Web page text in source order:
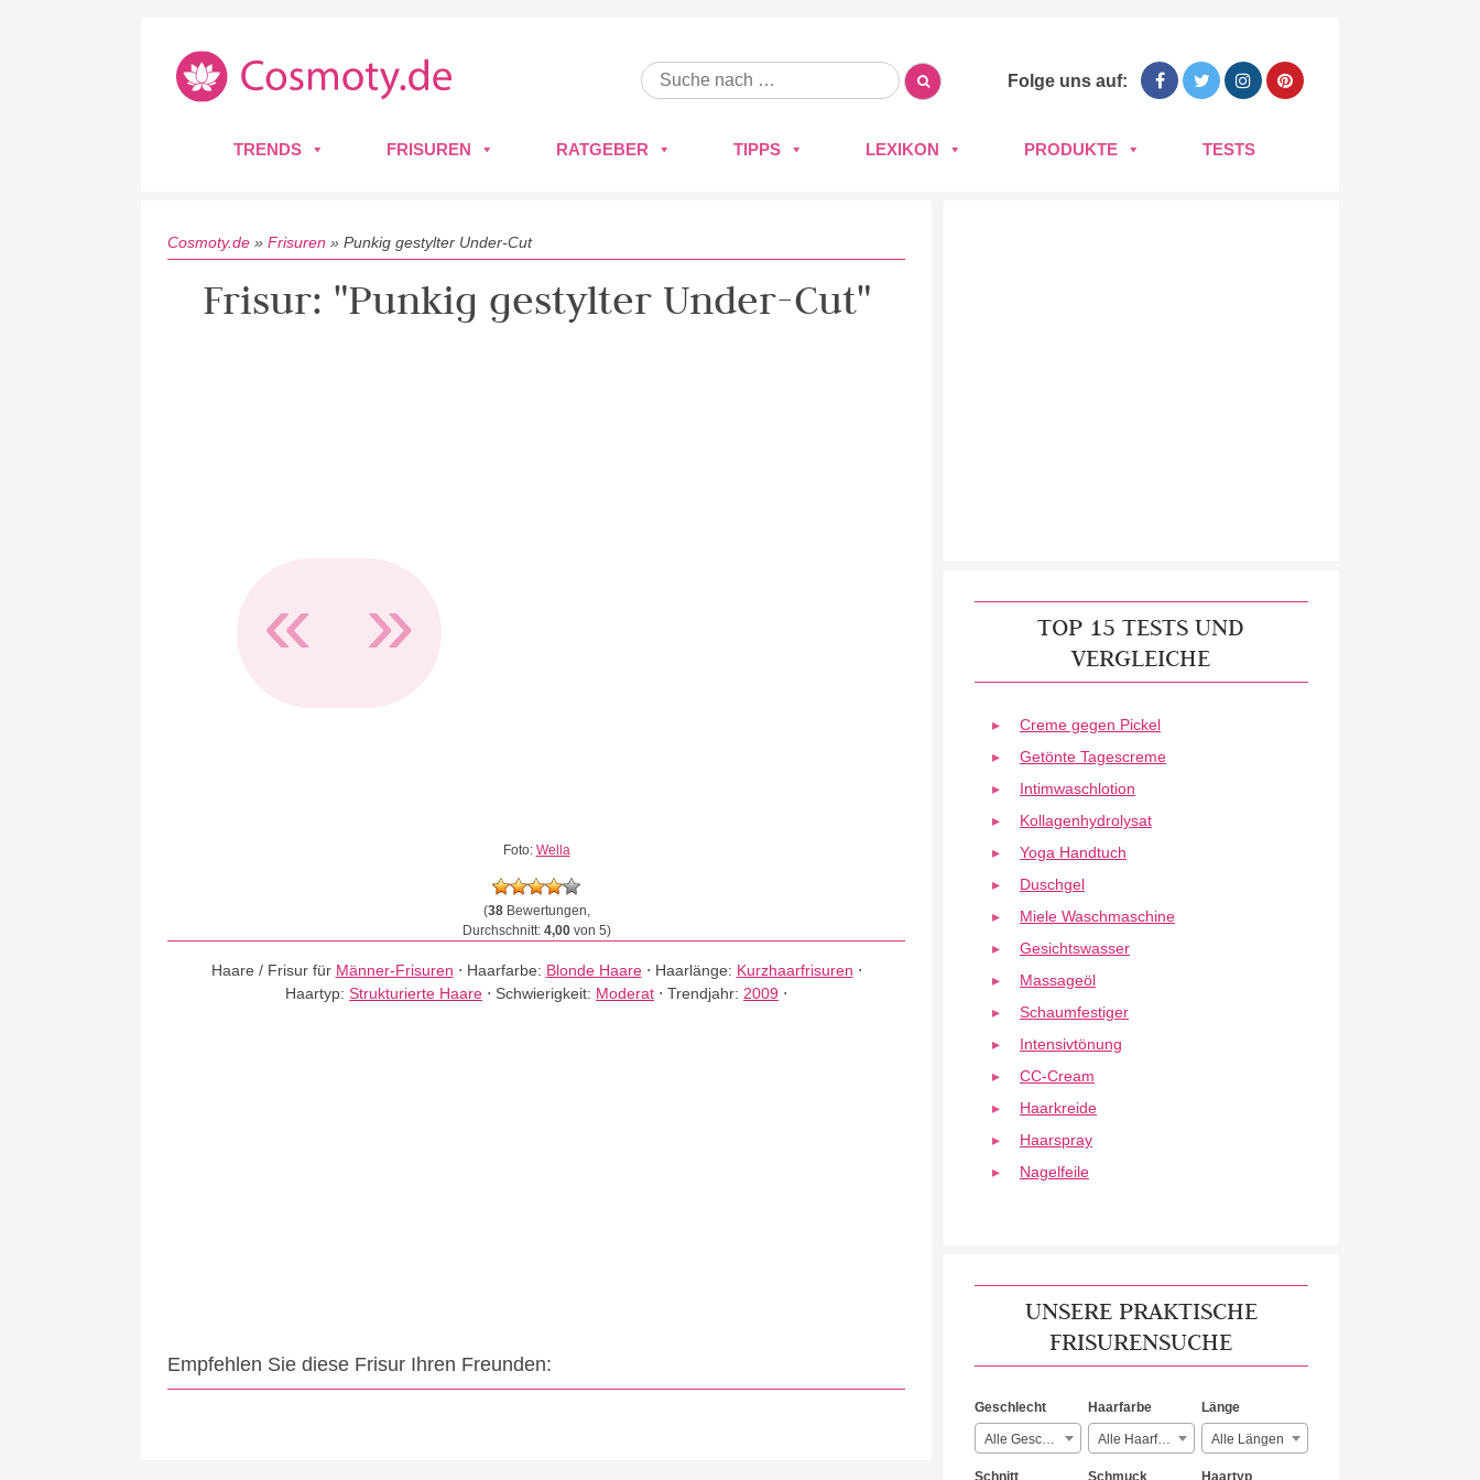
Folge uns auf:
TRENDS FRISUREN RATGEBER TIPPS LEXIKON PRODUKTE TESTS
Cosmoty.de » Frisuren » Punkig gestylter Under-Cut
Frisur: "Punkig gestylter Under-Cut"
« »
Foto: Wella
(38Bewertungen,
Durchschnitt: 4,00von 5)
Haare / Frisur für Männer-Frisuren ⋅ Haarfarbe: Blonde Haare⋅ Haarlänge: Kurzhaarfrisuren ⋅
Haartyp:Strukturierte Haare ⋅ Schwierigkeit: Moderat ⋅Trendjahr: 2009 ⋅
Empfehlen Sie diese Frisur Ihren Freunden:
TOP 15 TESTS UND
VERGLEICHE
Creme gegen Pickel
Getönte Tagescreme
Intimwaschlotion
Kollagenhydrolysat
Yoga Handtuch
Duschgel
Miele Waschmaschine
Gesichtswasser
Massageöl
Schaumfestiger
Intensivtönung
CC-Cream
Haarkreide
Haarspray
Nagelfeile
UNSERE PRAKTISCHE
FRISURENSUCHE
Geschlecht
Alle Geschlechter
Haarfarbe
Alle Haarfarben
Länge
Alle Längen
Schnitt Schmuck Haartyp